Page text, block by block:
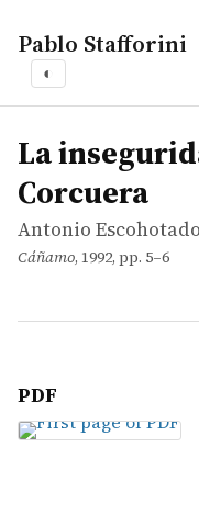
Pablo Stafforini
◐
works
Antonio Escohotado
La inseguridad
article
La
Corcuera
Antonio Escohotado
Cáñamo, 1992, pp. 5–6
PDF